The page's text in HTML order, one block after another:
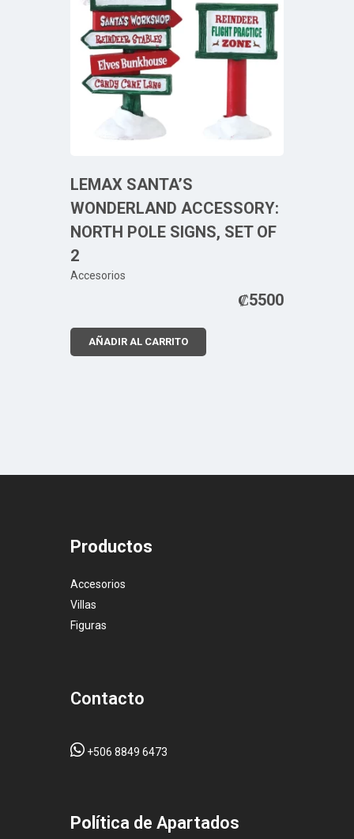
LEMAX SANTA’S
WONDERLAND ACCESSORY:
NORTH POLE SIGNS, SET OF
2
Accesorios
₡5500
AÑADIR AL CARRITO
Productos
Accesorios
Villas
Figuras
Contacto
+506 8849 6473
Pol ítica de Apartados